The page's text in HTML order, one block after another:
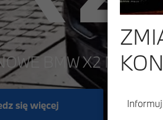
BMW X2 M35i
się więcej